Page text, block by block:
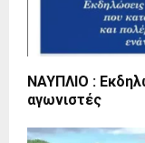
ΝΑΥΠΛΙΟ :
αγωνιστές